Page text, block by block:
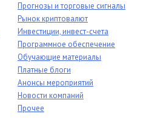
Прогнозы и торговые сигналы
Рынок криптовалют
Инвестиции, инвест-счета
Программное обеспечение
Обучающие материалы
Платные блоги
Анонсы мероприятий
Новости компаний
Прочее